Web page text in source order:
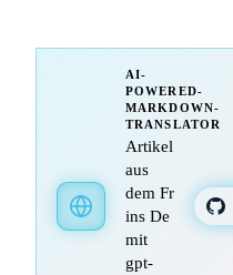
AI-
POWERED-
MARKDOWN-
TRANSLATOR
Artikel
aus
dem Fr
ins De
mit
gpt-